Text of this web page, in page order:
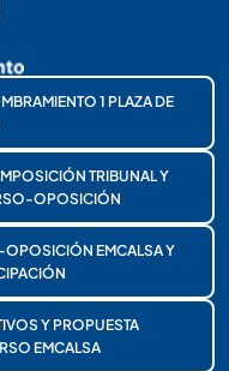
1 PLAZA DE
TRIBUNAL Y
OPOSICIÓN
EMCALSA Y
Y PROPUESTA
EMCALSA